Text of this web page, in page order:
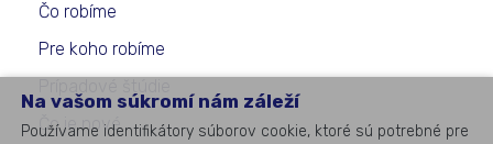
Na vašom súkromí nám záleží
Používame identifikátory súborov cookie, ktoré sú potrebné pre
Čo robíme
Pre koho robíme
Čo je nové